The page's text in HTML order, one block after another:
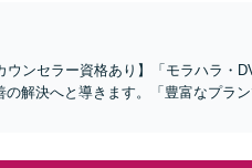
ウンセラー資格あり】「モラハラ・
解決へと導きます。「豊富なプラ